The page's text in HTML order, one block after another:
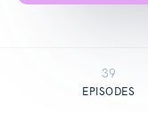
39
EPISODES